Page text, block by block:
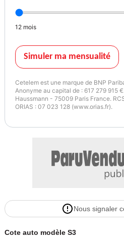
Vignette Crit’Air
12 mois
Simuler ma mensualité
Cetelem est une marque de BNP
Anonyme au capital de : 617 279 915
Haussmann - 75009 Paris France.
ORIAS : 07 023 128 (www.orias.fr).
Nous signaler
Cote auto modèle S3